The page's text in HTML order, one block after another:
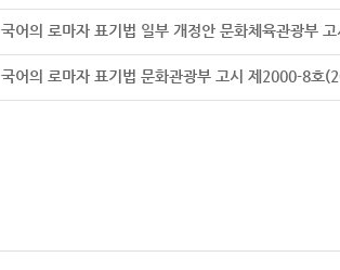
국어의 로마자 표기법 일부 개정안 문화체육관광부
국어의 로마자 표기법 문화관광부 고시 제2000-8호